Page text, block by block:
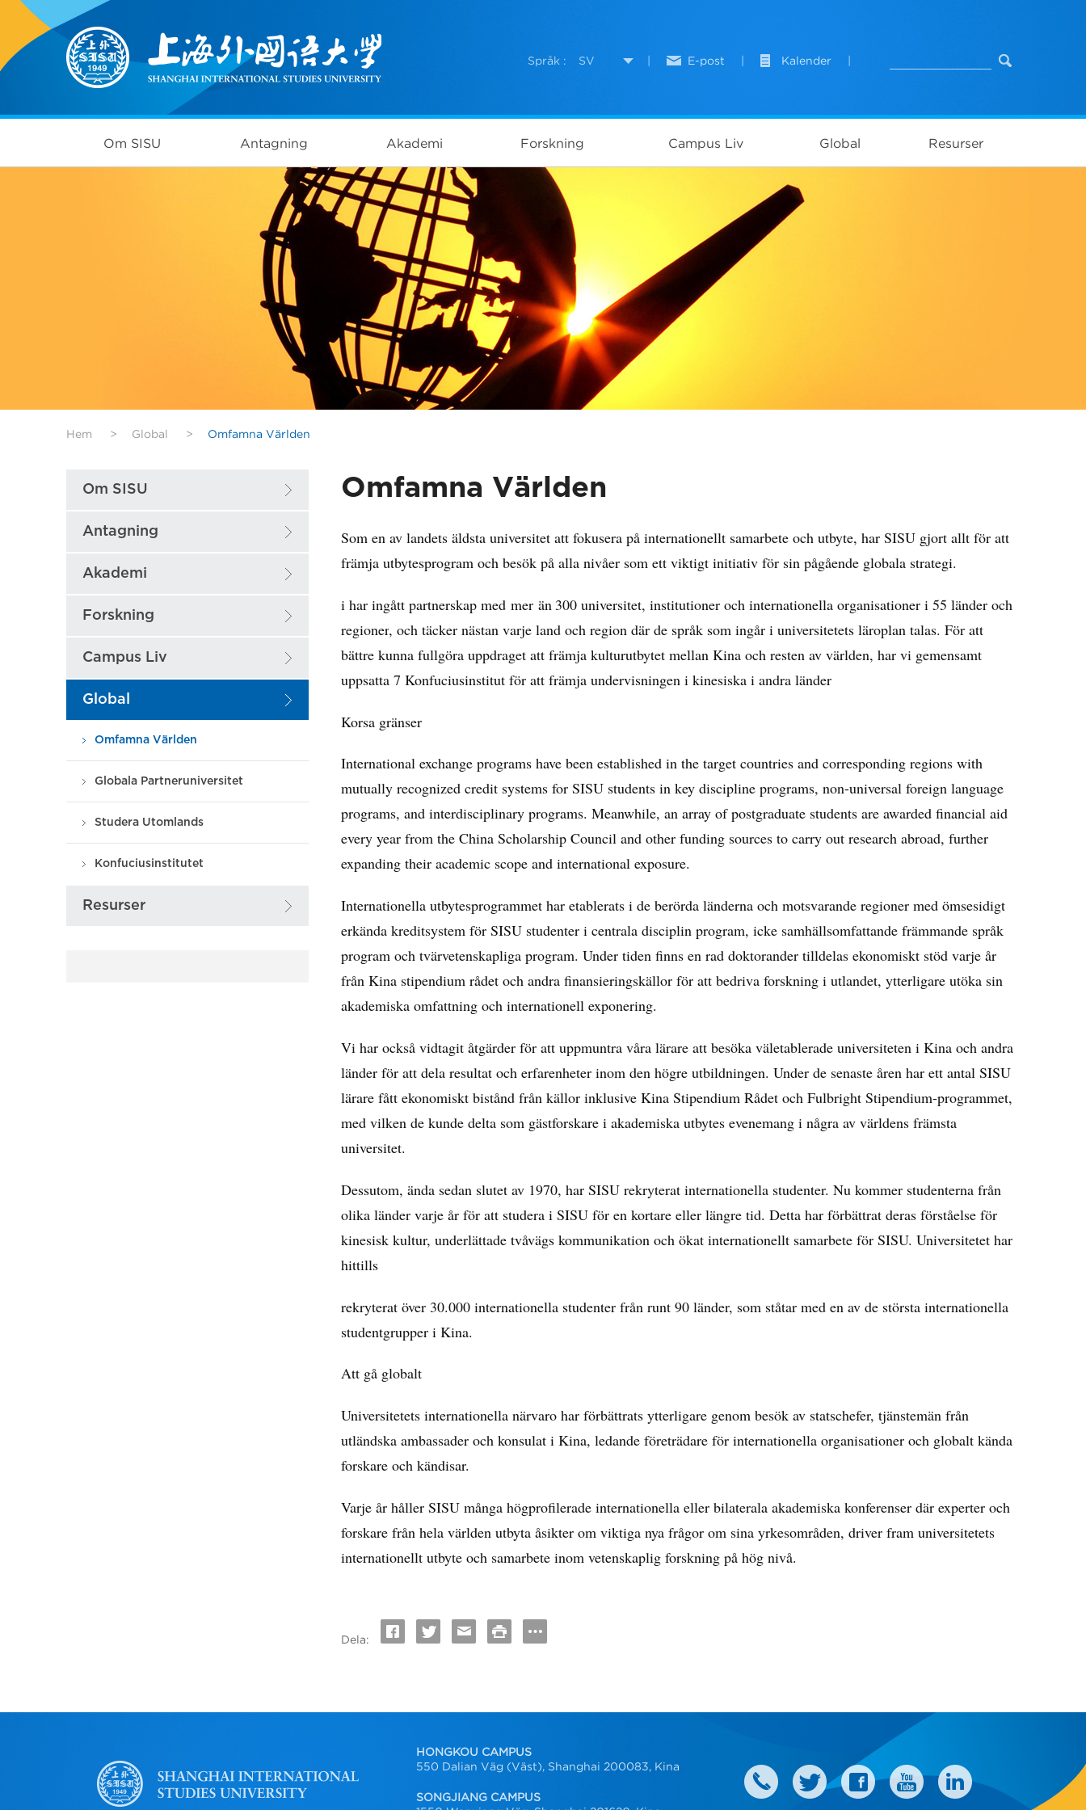
Språk : SV E-post Kalender
Om SISU Antagning Akademi Forskning Campus Liv Global Resurser
Hem > Global > Omfamna Världen
Om SISU
Antagning
Akademi
Forskning
Campus Liv
Global
Omfamna Världen
Globala Partneruniversitet
Studera Utomlands
Konfuciusinstitutet
Resurser
Omfamna Världen
Som en av landets äldsta universitet att fokusera på internationellt samarbete och utbyte, har SISU gjort allt för att
främja utbytesprogram och besök på alla nivåer som ett viktigt initiativ för sin pågående globala strategi.
i har ingått partnerskap med mer än 300 universitet, institutioner och internationella organisationer i 55 länder och
regioner, och täcker nästan varje land och region där de språk som ingår i universitetets läroplan talas. För att
bättre kunna fullgöra uppdraget att främja kulturutbytet mellan Kina och resten av världen, har vi gemensamt
uppsatta 7 Konfuciusinstitut för att främja undervisningen i kinesiska i andra länder
Korsa gränser
International exchange programs have been established in the target countries and corresponding regions with
mutually recognized credit systems for SISU students in key discipline programs, non-universal foreign language
programs, and interdisciplinary programs. Meanwhile, an array of postgraduate students are awarded financial aid
every year from the China Scholarship Council and other funding sources to carry out research abroad, further
expanding their academic scope and international exposure.
Internationella utbytesprogrammet har etablerats i de berörda länderna och motsvarande regioner med ömsesidigt
erkända kreditsystem för SISU studenter i centrala disciplin program, icke samhällsomfattande främmande språk
program och tvärvetenskapliga program. Under tiden finns en rad doktorander tilldelas ekonomiskt stöd varje år
från Kina stipendium rådet och andra finansieringskällor för att bedriva forskning i utlandet, ytterligare utöka sin
akademiska omfattning och internationell exponering.
Vi har också vidtagit åtgärder för att uppmuntra våra lärare att besöka väletablerade universiteten i Kina och andra
länder för att dela resultat och erfarenheter inom den högre utbildningen. Under de senaste åren har ett antal SISU
lärare fått ekonomiskt bistånd från källor inklusive Kina Stipendium Rådet och Fulbright Stipendium-programmet,
med vilken de kunde delta som gästforskare i akademiska utbytes evenemang i några av världens främsta
universitet.
Dessutom, ända sedan slutet av 1970, har SISU rekryterat internationella studenter. Nu kommer studenterna från
olika länder varje år för att studera i SISU för en kortare eller längre tid. Detta har förbättrat deras förståelse för
kinesisk kultur, underlättade tvåvägs kommunikation och ökat internationellt samarbete för SISU. Universitetet har
hittills
rekryterat över 30.000 internationella studenter från runt 90 länder, som ståtar med en av de största internationella
studentgrupper i Kina.
Att gå globalt
Universitetets internationella närvaro har förbättrats ytterligare genom besök av statschefer, tjänstemän från
utländska ambassader och konsulat i Kina, ledande företrädare för internationella organisationer och globalt kända
forskare och kändisar.
Varje år håller SISU många högprofilerade internationella eller bilaterala akademiska konferenser där experter och
forskare från hela världen utbyta åsikter om viktiga nya frågor om sina yrkesområden, driver fram universitetets
internationellt utbyte och samarbete inom vetenskaplig forskning på hög nivå.
Dela:
HONGKOU CAMPUS
550 Dalian Väg (Väst), Shanghai 200083, Kina
SONGJIANG CAMPUS